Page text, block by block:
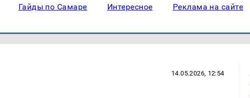
Гайды по Самаре Интересное Реклама на сайте
14.05.2026, 12:54